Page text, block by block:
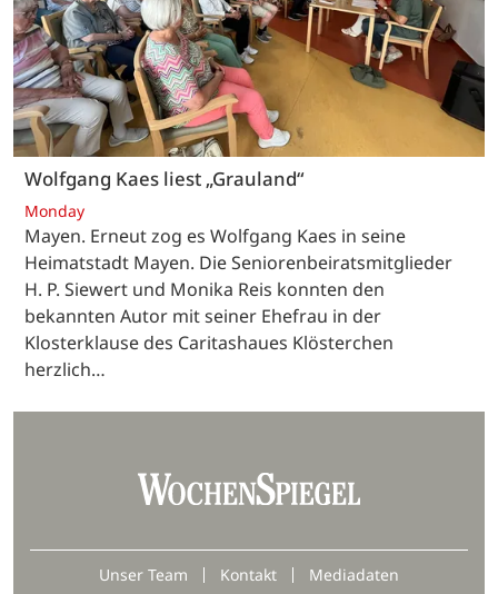
Wolfgang Kaes liest „Grauland“
Monday
Mayen. Erneut zog es Wolfgang Kaes in seine
Heimatstadt Mayen. Die Seniorenbeiratsmitglieder
H. P. Siewert und Monika Reis konnten den
bekannten Autor mit seiner Ehefrau in der
Klosterklause des Caritashaues Klösterchen
herzlich…
Unser Team Kontakt Mediadaten